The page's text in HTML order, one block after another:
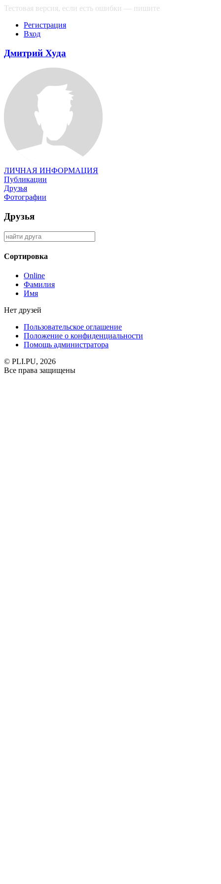
Тестовая версия, если есть ошибки — пишите
Регистрация
Вход
Дмитрий Худа
ЛИЧНАЯ ИНФОРМАЦИЯ
Публикации
Друзья
Фотографии
Друзья
Сортировка
Online
Фамилия
Имя
Нет друзей
Пользовательское оглашение
Положение о конфиденциальности
Помощь администратора
© PLI.PU, 2026
Все права защищены